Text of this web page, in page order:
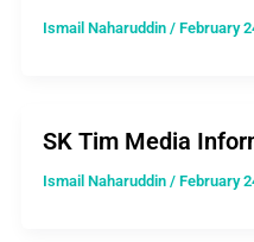
Ismail Naharuddin/February
SK Tim Media
Ismail Naharuddin/February